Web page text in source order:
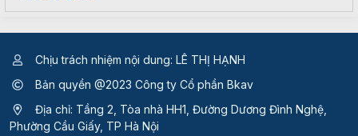
Chịu trách nhiệm nội dung: LÊ THỊ HẠNH
Bản quyền @2023 Công ty Cổ phần Bkav
Địa chỉ: Tầng 2, Tòa nhà HH1, Đường Dương Đình Nghệ,
Phường Cầu Giấy, TP Hà Nội